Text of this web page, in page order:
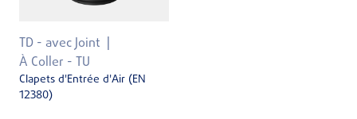
TD - avec Joint
À Coller - TU
Clapets d'Entrée d'Air (EN
12380)